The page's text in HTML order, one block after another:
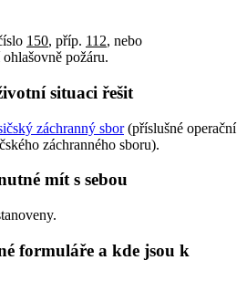
150, příp. 112, nebo
požáru.
situaci řešit
záchranný sbor(příslušné operační
záchranného sboru).
mít s sebou
formuláře a kde jsou k